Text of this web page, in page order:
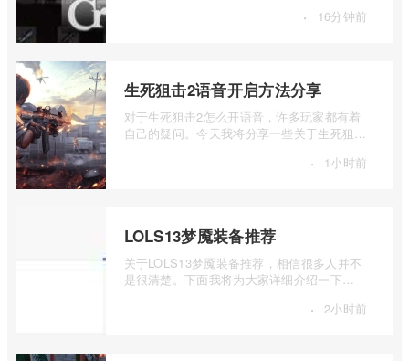
· 16分钟前
生死狙击2语音开启方法分享
对于生死狙击2怎么开语音，许多玩家都有着
自己的疑问。今天我将分享一些关于生死狙击
· 1小时前
LOLS13梦魇装备推荐
关于LOLS13梦魇装备推荐，相信很多人并不
是很清楚。下面我将为大家详细介绍一下
· 2小时前